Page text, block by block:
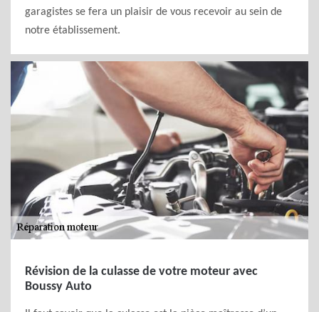
garagistes se fera un plaisir de vous recevoir au sein de
notre établissement.
Révision de la culasse de votre moteur avec
Boussy Auto